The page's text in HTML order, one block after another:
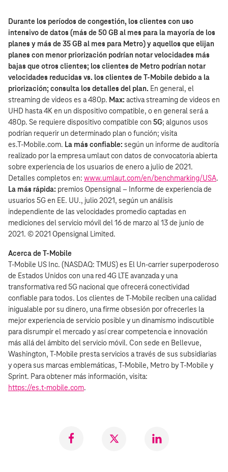
Durante los períodos de congestión, los clientes con uso
intensivo de datos (más de 50 GB al mes para la mayoría de los
planes y más de 35 GB al mes para Metro) y aquellos que elijan
planes con menor priorización podrían notar velocidades más
bajas que otros clientes; los clientes de Metro podrían notar
velocidades reducidas vs. los clientes de T‑Mobile debido a la
priorización; consulta los detalles del plan. En general, el
streaming de videos es a 480p. Max: activa streaming de videos en
UHD hasta 4K en un dispositivo compatible, o en general será a
480p. Se requiere dispositivo compatible con 5G; algunos usos
podrían requerir un determinado plan o función; visita
es.T‑Mobile.com. La más confiable: según un informe de auditoría
realizado por la empresa umlaut con datos de convocatoria abierta
sobre experiencia de los usuarios de enero a julio de 2021.
Detalles completos en: www.umlaut.com/en/benchmarking/USA.
La más rápida: premios Opensignal – Informe de experiencia de
usuarios 5G en EE. UU., julio 2021, según un análisis
independiente de las velocidades promedio captadas en
mediciones del servicio móvil del 16 de marzo al 13 de junio de
2021. © 2021 Opensignal Limited.
Acerca de T‑Mobile
T‑Mobile US Inc. (NASDAQ: TMUS) es El Un‑carrier superpoderoso
de Estados Unidos con una red 4G LTE avanzada y una
transformativa red 5G nacional que ofrecerá conectividad
confiable para todos. Los clientes de T‑Mobile reciben una calidad
inigualable por su dinero, una firme obsesión por ofrecerles la
mejor experiencia de servicio posible y un dinamismo indiscutible
para disrumpir el mercado y así crear competencia e innovación
más allá del ámbito del servicio móvil. Con sede en Bellevue,
Washington, T‑Mobile presta servicios a través de sus subsidiarias
y opera sus marcas emblemáticas, T‑Mobile, Metro by T‑Mobile y
Sprint. Para obtener más información, visita:
https://es.t‑mobile.com.
Compartir
Compartir
Compartr